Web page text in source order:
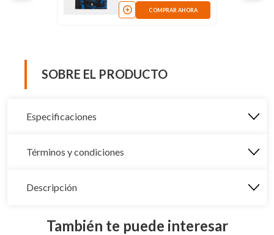
COMPRAR AHORA
SOBRE EL PRODUCTO
Especificaciones
Términos y condiciones
Descripción
También te puede interesar